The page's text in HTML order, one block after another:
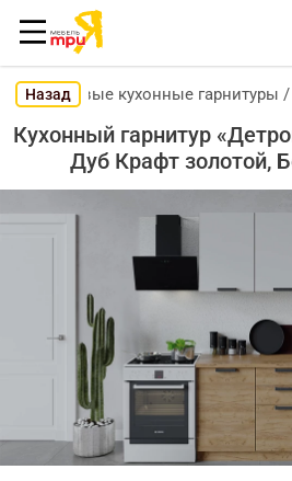
НазадГотовые кухонные гарнитуры /
Кухонный гарнитур
Дуб Крафт золотой,